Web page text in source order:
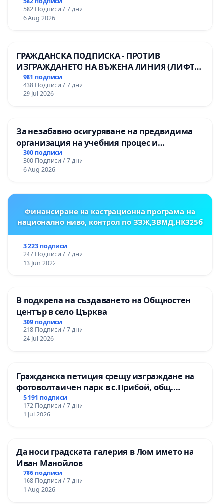
582 Подписи / 7 дни
6 Aug 2026
ГРАЖДАНСКА ПОДПИСКА - ПРОТИВ
ИЗГРАЖДАНЕТО НА ВЪЖЕНА ЛИНИЯ (ЛИФТ)
НА ТЕРИТОРИЯТА НА ПРИРОДНА
ЗАБЕЛЕЖИТЕЛНОСТ „ХЪЛМ НА
ОСВОБОДИТЕЛИТЕ“ (БУНАРДЖИК)
981 подписи
438 Подписи / 7 дни
29 Jul 2026
За незабавно осигуряване на предвидима
организация на учебния процес и
гарантиране на правото на равнопоставено
и качествено образование на учениците от
ОУ „Княз Александър I“ и Хуманитарна
300 подписи
300 Подписи / 7 дни
6 Aug 2026
Финансиране на кастрационна програма на
национално ниво, контрол по ЗЗЖ,ЗВМД,НК325б
3 223 подписи
247 Подписи / 7 дни
13 Jun 2022
В подкрепа на създаването на Общностен
център в село Църква
309 подписи
218 Подписи / 7 дни
24 Jul 2026
Гражданска петиция срещу изграждане на
фотоволтаичен парк в с.Прибой, общ.
Радомир
5 191 подписи
172 Подписи / 7 дни
1 Jul 2026
Да носи градската галерия в Лом името на
Иван Манойлов
786 подписи
168 Подписи / 7 дни
1 Aug 2026